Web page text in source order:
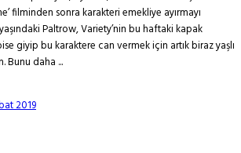
filminden sonra karakteri emekliye ayırmayı
Paltrow, Variety’nin bu haftaki kapak
giyip bu karaktere can vermek için artık biraz yaşlı
Bunu daha ...
2019